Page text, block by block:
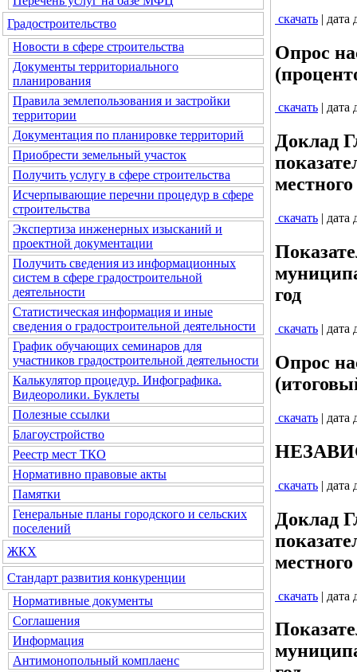
Градостроительство
Новости в сфере строительства
Документы территориального
планирования
Правила землепользования и застройки
территории
Документация по планировке территорий
Приобрести земельный участок
Получить услугу в сфере строительства
Исчерпывающие перечни процедур в сфере
строительства
Экспертиза инженерных изысканий и
проектной документации
Получить сведения из информационных
систем в сфере градостроительной
деятельности
Статистическая информация и иные
сведения о градостроительной деятельности
График обучающих семинаров для
участников градостроительной деятельности
Калькулятор процедур. Инфографика.
Видеоролики. Буклеты
Полезные ссылки
Благоустройство
Реестр мест ТКО
Нормативно правовые акты
Памятки
Генеральные планы городского и сельских
поселений
ЖКХ
Стандарт развития конкуренции
Нормативные документы
Соглашения
Информация
Антимонопольный комплаенс
скачать | дата
Опрос
скачать | дата
Доклад
скачать | дата
год
скачать | дата
Опрос
скачать | дата
скачать | дата
Доклад
скачать | дата